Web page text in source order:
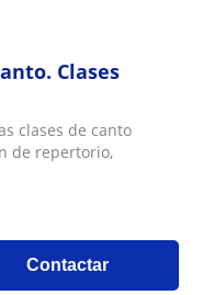
Clases
clases de canto
de repertorio,
Contactar